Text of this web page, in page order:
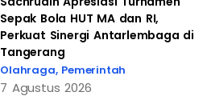
Sepak Bola HUT MA dan RI,
Perkuat Sinergi Antarlembaga di
Tangerang
Olahraga, Pemerintah
7 Agustus 2026